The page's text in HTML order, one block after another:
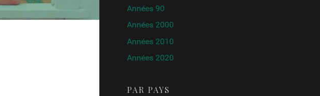
Années 90
Années 2000
Années 2010
Années 2020
PAR PAYS